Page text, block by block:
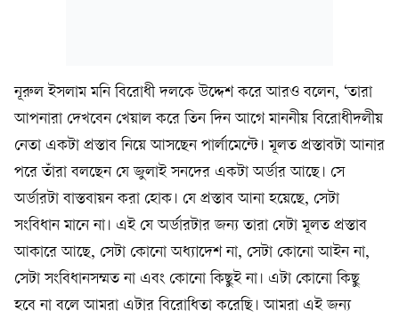
নূরুল ইসলাম মনি বিরোধী দলকে উদ্দেশ করে আরও বলেন, ‘তারা
আপনারা দেখবেন খেয়াল করে তিন দিন আগে মাননীয় বিরোধীদলীয়
নেতা একটা প্রস্তাব নিয়ে আসছেন পার্লামেন্টে। মূলত প্রস্তাবটা আনার
পরে তাঁরা বলছেন যে জুলাই সনদের একটা অর্ডার আছে। সে
অর্ডারটা বাস্তবায়ন করা হোক। যে প্রস্তাব আনা হয়েছে, সেটা
সংবিধান মানে না। এই যে অর্ডারটার জন্য তারা যেটা মূলত প্রস্তাব
আকারে আছে, সেটা কোনো অধ্যাদেশ না, সেটা কোনো আইন না,
সেটা সংবিধানসম্মত না এবং কোনো কিছুই না। এটা কোনো কিছু
হবে না বলে আমরা এটার বিরোধিতা করেছি। আমরা এই জন্য